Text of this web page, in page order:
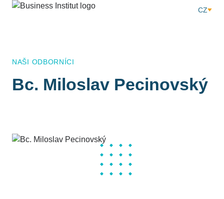
CZ
NAŠI ODBORNÍCI
Bc. Miloslav Pecinovský